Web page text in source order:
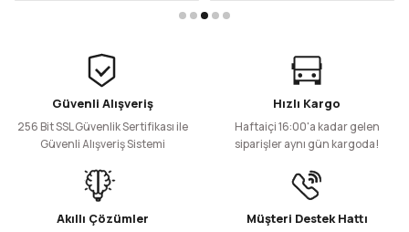
Güvenli Alışveriş
256 Bit SSL Güvenlik Sertifikası ile
Güvenli Alışveriş Sistemi
Hızlı Kargo
Haftaiçi 16:00'a kadar gelen
siparişler aynı gün kargoda!
Akıllı Çözümler Müşteri Destek Hattı